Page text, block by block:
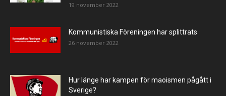
19 november 2022
Kommunistiska Föreningen har splittrats
26 november 2022
Hur länge har kampen för maoismen pågått i
Sverige?